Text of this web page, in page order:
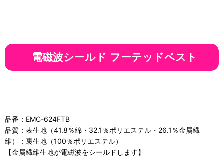
電磁波シールド フーテッドベスト
品番：EMC-624FTB
品質：表生地（41.8％綿・32.1％ポリエステル・26.1％金属繊
維）：裏生地（100％ポリエステル）
【金属繊維生地が電磁波をシールドします】